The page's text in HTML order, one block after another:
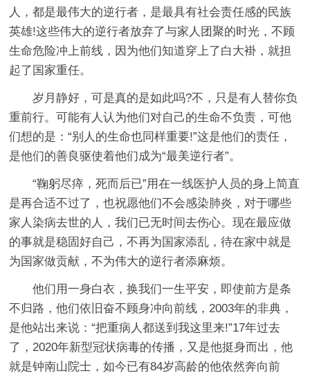
人，都是最伟大的逆行者，是最具有社会责任感的民族
英雄!这些伟大的逆行者放弃了与家人团聚的时光，不顾
生命危险冲上前线，因为他们知道穿上了白大褂，就担
起了国家重任。
岁月静好，可是真的是如此吗?不，只是有人替你负
重前行。可能有人认为他们对自己的生命不负责，可他
们想的是：“别人的生命也同样重要!”这是他们的责任，
是他们的善良驱使着他们成为“最美逆行者”。
“鞠躬尽瘁，死而后已”用在一线医护人员的身上简直
是再合适不过了，也祝愿他们不会感染肺炎，对于哪些
家人染病去世的人，我们已无时间去伤心。现在最应做
的事就是稳固好自己，不再为国家添乱，待在家中就是
为国家做贡献，不为伟大的逆行者添麻烦。
他们用一身白衣，换我们一生平安，即使前方是条
不归路，他们依旧奋不顾身冲向前线，2003年的非典，
是他站出来说：“把重病人都送到我这里来!”17年过去
了，2020年新型冠状病毒的传播，又是他挺身而出，他
就是钟南山院士，如今已有84岁高龄的他依然奔向前